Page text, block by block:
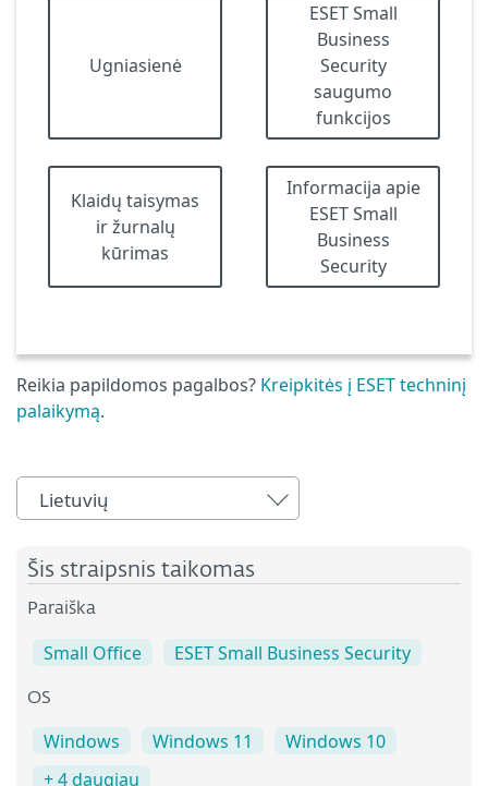
Ugniasienė
ESET Small
Business
Security
saugumo
funkcijos
Klaidų taisymas
ir žurnalų
kūrimas
Informacija apie
ESET Small
Business
Security
Reikia papildomos pagalbos? Kreipkitės į ESET techninį
palaikymą.
Lietuvių
Šis straipsnis taikomas
Paraiška
Small Office ESET Small Business Security
OS
Windows Windows 11
Windows 10
+ 4 daugiau